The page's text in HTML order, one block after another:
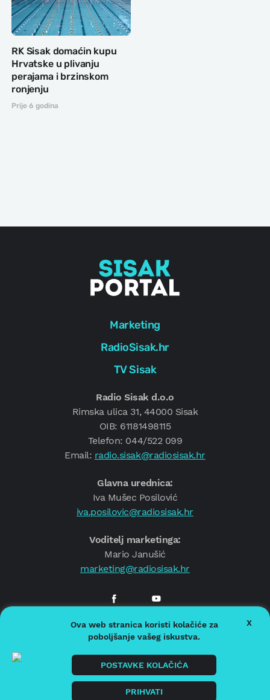
RK Sisak domaćin kupu
Hrvatske u plivanju
perajama i brzinskom
ronjenju
Prije 6 godina
Marketing
RadioSisak.hr
TV Sisak
Radio Sisak d.o.o
Rimska ulica 31, 44000 Sisak
OIB: 61181498115
Telefon: 044/522 099
Email: radio.sisak@radiosisak.hr
Glavna urednica:
Iva Mušec Posilović
iva.posilovic@radiosisak.hr
Voditelj marketinga:
Mario Janušić
marketing@radiosisak.hr
© 2026.Radio Sisak
Politika privatnosti
Politika kolačića
Impressum
Ova web stranica koristi kolačiće za
poboljšanje vašeg iskustva.
POSTAVKE KOLAČIĆA
PRIHVATI
X